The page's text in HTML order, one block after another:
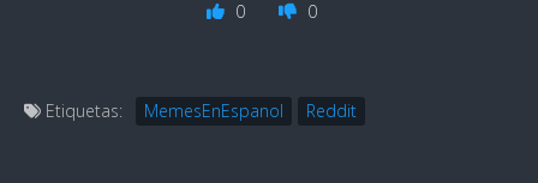
0 0
Etiquetas: MemesEnEspanol Reddit